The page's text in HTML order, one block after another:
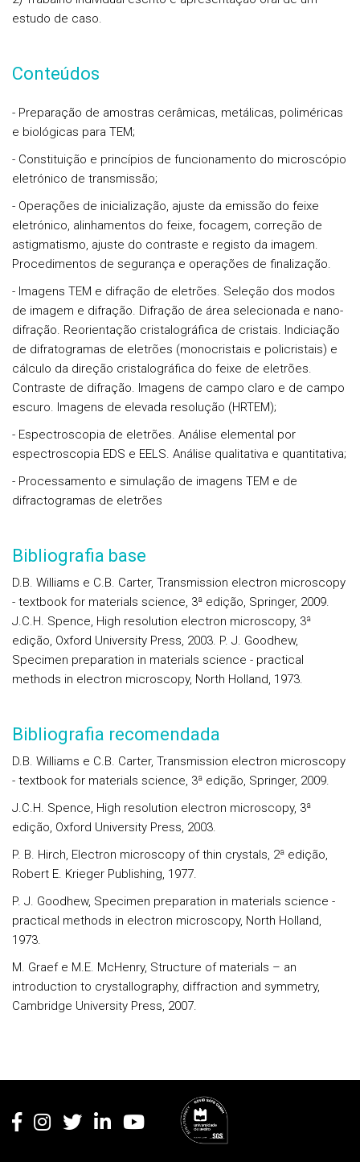
estudo de caso.
Conteúdos
- Preparação de amostras cerâmicas, metálicas, poliméricas
e biológicas para TEM;
- Constituição e princípios de funcionamento do microscópio
eletrónico de transmissão;
- Operações de inicialização, ajuste da emissão do feixe
eletrónico, alinhamentos do feixe, focagem, correção de
astigmatismo, ajuste do contraste e registo da imagem.
Procedimentos de segurança e operações de finalização.
- Imagens TEM e difração de eletrões. Seleção dos modos
de imagem e difração. Difração de área selecionada e nano-
difração. Reorientação cristalográfica de cristais. Indiciação
de difratogramas de eletrões (monocristais e policristais) e
cálculo da direção cristalográfica do feixe de eletrões.
Contraste de difração. Imagens de campo claro e de campo
escuro. Imagens de elevada resolução (HRTEM);
- Espectroscopia de eletrões. Análise elemental por
espectroscopia EDS e EELS. Análise qualitativa e quantitativa;
- Processamento e simulação de imagens TEM e de
difractogramas de eletrões
Bibliografia base
D.B. Williams e C.B. Carter, Transmission electron microscopy
- textbook for materials science, 3ª edição, Springer, 2009.
J.C.H. Spence, High resolution electron microscopy, 3ª
edição, Oxford University Press, 2003. P. J. Goodhew,
Specimen preparation in materials science - practical
methods in electron microscopy, North Holland, 1973.
Bibliografia recomendada
D.B. Williams e C.B. Carter, Transmission electron microscopy
- textbook for materials science, 3ª edição, Springer, 2009.
J.C.H. Spence, High resolution electron microscopy, 3ª
edição, Oxford University Press, 2003.
P. B. Hirch, Electron microscopy of thin crystals, 2ª edição,
Robert E. Krieger Publishing, 1977.
P. J. Goodhew, Specimen preparation in materials science -
practical methods in electron microscopy, North Holland,
1973.
M. Graef e M.E. McHenry, Structure of materials – an
introduction to crystallography, diffraction and symmetry,
Cambridge University Press, 2007.